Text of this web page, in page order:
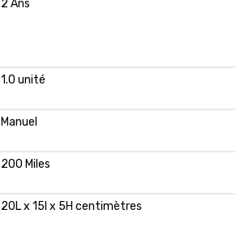
2 Ans
1.0 unité
Manuel
200 Miles
20L x 15l x 5H centimètres